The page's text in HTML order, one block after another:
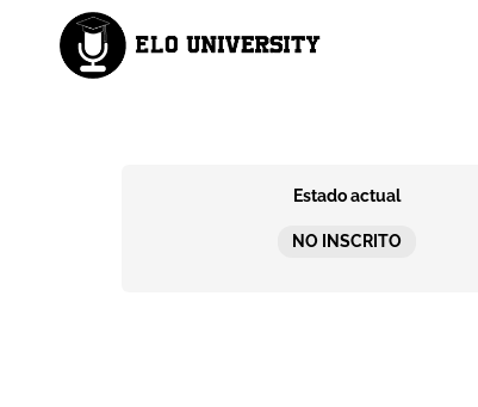
Estado actual
NO INSCRITO